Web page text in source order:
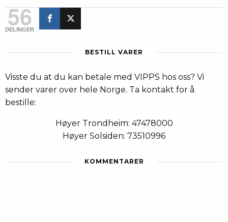
56
DELINGER
BESTILL VARER
Visste du at du kan betale med VIPPS hos oss? Vi
sender varer over hele Norge. Ta kontakt for å
bestille:
Høyer Trondheim: 47478000
Høyer Solsiden: 73510996
KOMMENTARER